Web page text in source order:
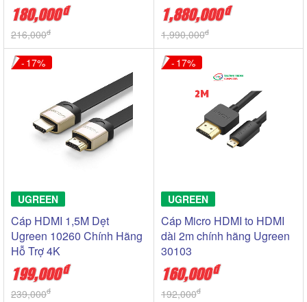
180,000đ
216,000đ
1,880,000đ
1,990,000đ
17
UGREEN
Cáp HDMI 1,5M Dẹt
Ugreen 10260 Chính Hãng
Hỗ Trợ 4K
199,000đ
239,000đ
17
UGREEN
Cáp Micro HDMI to HDMI
dài 2m chính hãng Ugreen
30103
160,000đ
192,000đ